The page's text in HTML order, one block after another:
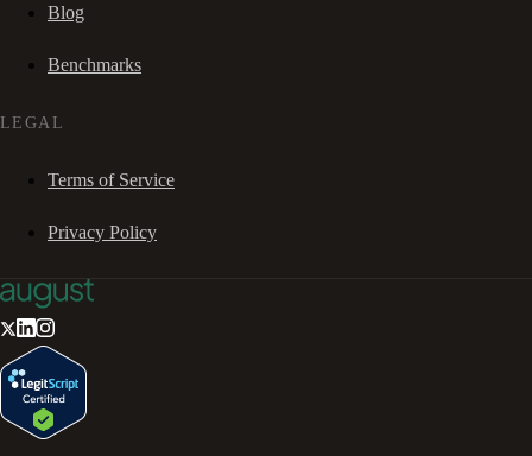
Blog
Benchmarks
LEGAL
Terms of Service
Privacy Policy